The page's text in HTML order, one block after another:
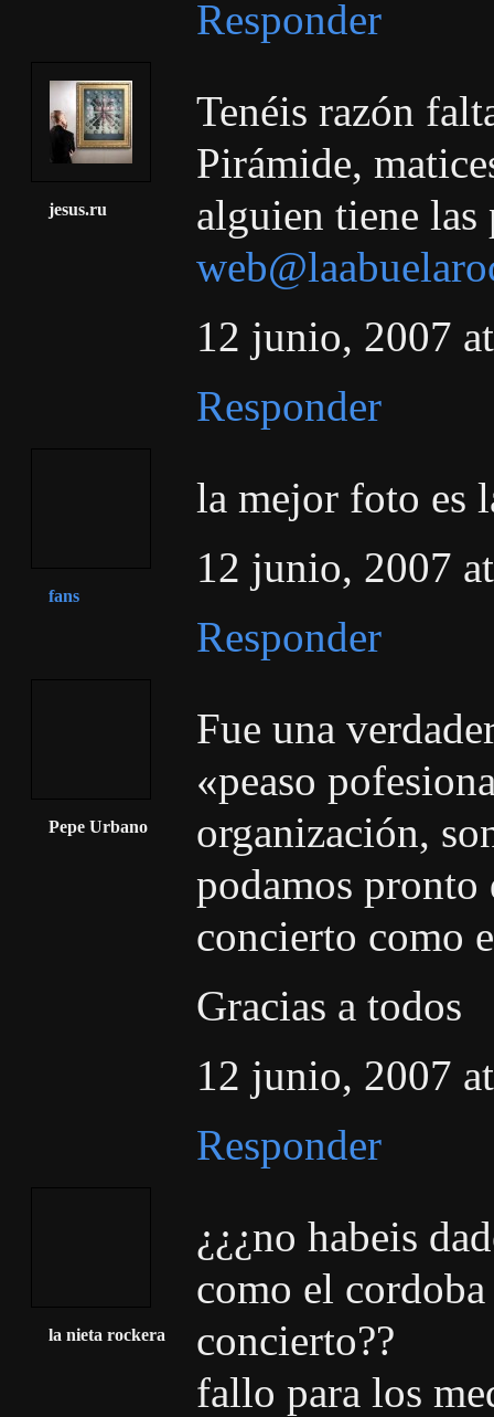
Responder
jesus.ru
Tenéis razón
Pirámide,
alguien tiene las
12 junio, 2007
Responder
fans
la mejor foto es
12 junio, 2007
Responder
Pepe Urbano
Fue una
«peaso
organización,
podamos
concierto como
Gracias a todos
12 junio, 2007
Responder
la nieta rockera
¿¿¿no habeis
como el
concierto??
fallo para los